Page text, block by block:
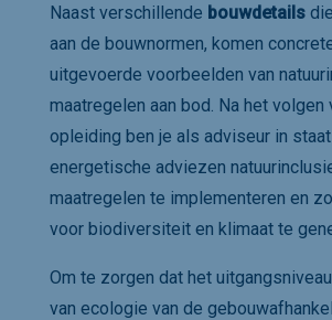
Naast verschillende bouwdetails
aan de bouwnormen, komen
uitgevoerde voorbeelden van
maatregelen aan bod. Na het volgen
opleiding ben je als adviseur in
energetische adviezen
maatregelen te implementeren en
voor biodiversiteit en klimaat te
Om te zorgen dat het
van ecologie van de